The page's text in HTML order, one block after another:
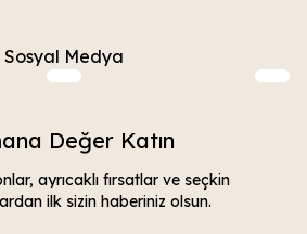
Sosyal Medya
Değer Katın
ayrıcaklı fırsatlar ve seçkin
ilk sizin haberiniz olsun.